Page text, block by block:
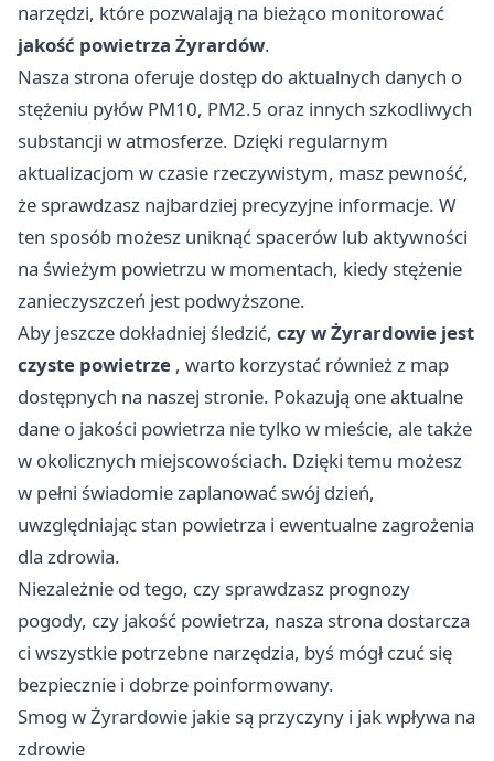
narzędzi, które pozwalają na bieżąco monitorować
jakość powietrza Żyrardów.
Nasza strona oferuje dostęp do aktualnych danych o
stężeniu pyłów PM10, PM2.5 oraz innych szkodliwych
substancji w atmosferze. Dzięki regularnym
aktualizacjom w czasie rzeczywistym, masz pewność,
że sprawdzasz najbardziej precyzyjne informacje. W
ten sposób możesz uniknąć spacerów lub aktywności
na świeżym powietrzu w momentach, kiedy stężenie
zanieczyszczeń jest podwyższone.
Aby jeszcze dokładniej śledzić, czy w Żyrardowie jest
czyste powietrze , warto korzystać również z map
dostępnych na naszej stronie. Pokazują one aktualne
dane o jakości powietrza nie tylko w mieście, ale także
w okolicznych miejscowościach. Dzięki temu możesz
w pełni świadomie zaplanować swój dzień,
uwzględniając stan powietrza i ewentualne zagrożenia
dla zdrowia.
Niezależnie od tego, czy sprawdzasz prognozy
pogody, czy jakość powietrza, nasza strona dostarcza
ci wszystkie potrzebne narzędzia, byś mógł czuć się
bezpiecznie i dobrze poinformowany.
Smog w Żyrardowie jakie są przyczyny i jak wpływa na
zdrowie